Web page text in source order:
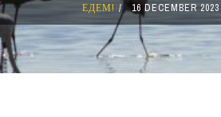
ЕДЕМ! 16 DECEMBER 2023